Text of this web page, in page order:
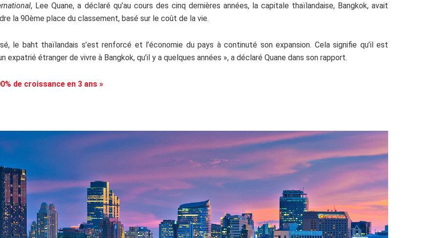
, Lee Quane, a déclaré qu’au cours des cinq dernières années, la capitale thaïlandaise, Bangkok, avait
la 90ème place du classement, basé sur le coût de la vie.
le baht thaïlandais s’est renforcé et l’économie du pays à continuté son expansion. Cela signifie qu’il est
expatrié étranger de vivre à Bangkok, qu’il y a quelques années », a déclaré Quane dans son rapport.
de croissance en 3 ans »